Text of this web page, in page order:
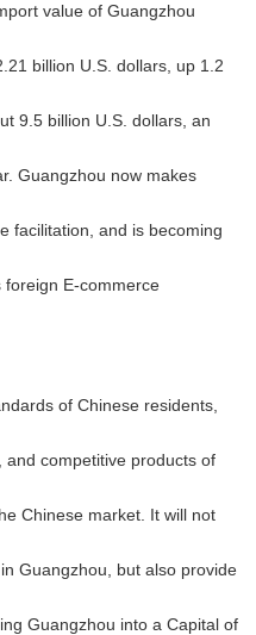
value of Guangzhou
billion U.S. dollars, up 1.2
9.5 billion U.S. dollars, an
Guangzhou now makes
facilitation, and is becoming
foreign E-commerce
of Chinese residents,
competitive products of
Chinese market. It will not
Guangzhou, but also provide
Guangzhou into a Capital of